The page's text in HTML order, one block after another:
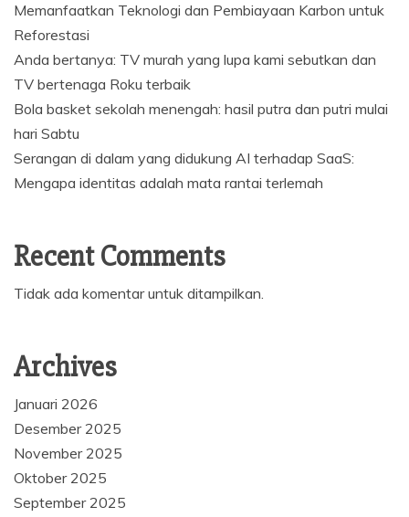
Memanfaatkan Teknologi dan Pembiayaan Karbon untuk
Reforestasi
Anda bertanya: TV murah yang lupa kami sebutkan dan
TV bertenaga Roku terbaik
Bola basket sekolah menengah: hasil putra dan putri mulai
hari Sabtu
Serangan di dalam yang didukung AI terhadap SaaS:
Mengapa identitas adalah mata rantai terlemah
Recent Comments
Tidak ada komentar untuk ditampilkan.
Archives
Januari 2026
Desember 2025
November 2025
Oktober 2025
September 2025